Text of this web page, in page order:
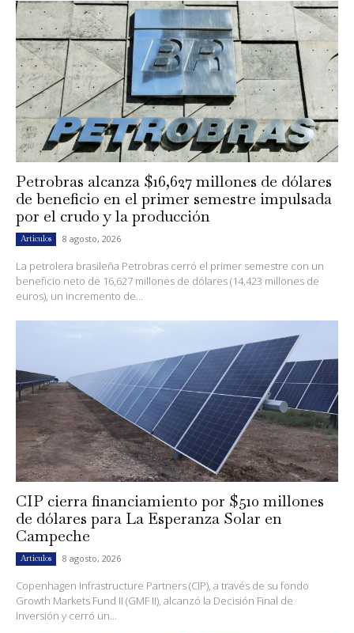
Petrobras alcanza $16,627 millones de dólares
de beneficio en el primer semestre impulsada
por el crudo y la producción
Artículos 8 agosto, 2026
La petrolera brasileña Petrobras cerró el primer semestre con un
beneficio neto de 16,627 millones de dólares (14,423 millones de
euros), un incremento de...
CIP cierra financiamiento por $510 millones
de dólares para La Esperanza Solar en
Campeche
Artículos 8 agosto, 2026
Copenhagen Infrastructure Partners (CIP), a través de su fondo
Growth Markets Fund II (GMF II), alcanzó la Decisión Final de
Inversión y cerró un...